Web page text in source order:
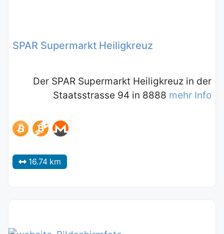
SPAR Supermarkt Heiligkreuz
Der SPAR Supermarkt Heiligkreuz in der
Staatsstrasse 94 in 8888 mehr Info
16.74 km